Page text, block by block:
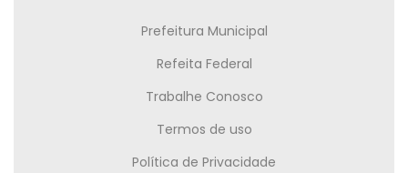
Prefeitura Municipal
Refeita Federal
Trabalhe Conosco
Termos de uso
Política de Privacidade